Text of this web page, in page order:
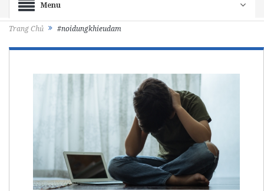
Menu
Trang Chủ #noidungkhieudam